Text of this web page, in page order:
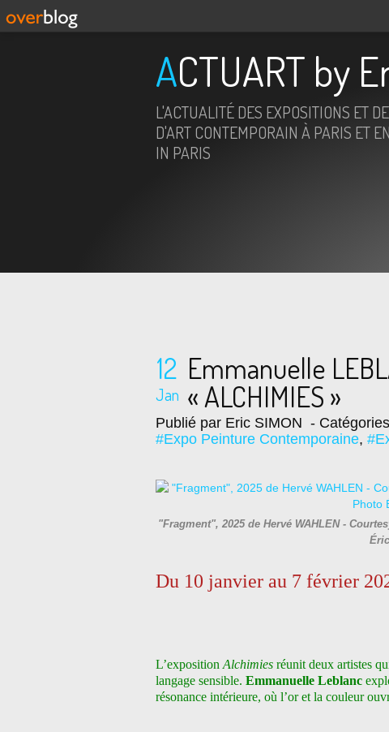
ACTUART by
L'ACTUALITÉ DES EXPOSITIONS ET
D'ART CONTEMPORAIN À PARIS ET
IN PARIS
12
Jan
Emmanuelle
« ALCHIMIES »
Publié par Eric SIMON -
#Expo Peinture Contemporaine,
"Fragment", 2025 de Hervé WAHLEN -
Du 10 janvier au 7 février
L’exposition Alchimies réunit deux artistes
langage sensible. Emmanuelle Leblanc
résonance intérieure, où l’or et la couleur